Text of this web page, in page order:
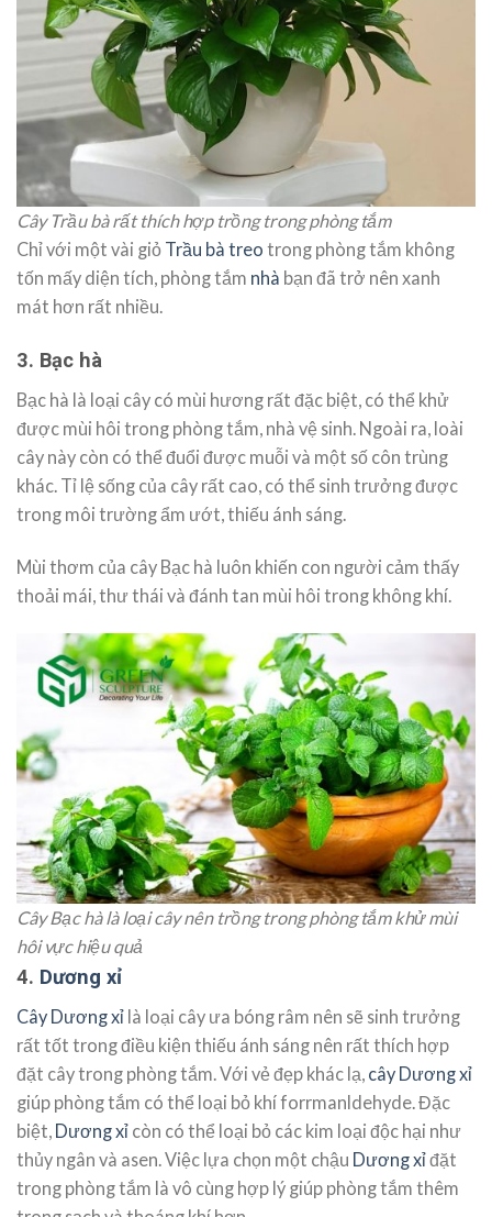
Cây Trầu bà rất thích hợp trồng trong phòng tắm
Chỉ với một vài giỏ Trầu bà treo trong phòng tắm không
tốn mấy diện tích, phòng tắm nhà bạn đã trở nên xanh
mát hơn rất nhiều.
3. Bạc hà
Bạc hà là loại cây có mùi hương rất đặc biệt, có thể khử
được mùi hôi trong phòng tắm, nhà vệ sinh. Ngoài ra, loài
cây này còn có thể đuổi được muỗi và một số côn trùng
khác. Tỉ lệ sống của cây rất cao, có thể sinh trưởng được
trong môi trường ẩm ướt, thiếu ánh sáng.
Mùi thơm của cây Bạc hà luôn khiến con người cảm thấy
thoải mái, thư thái và đánh tan mùi hôi trong không khí.
Cây Bạc hà là loại cây nên trồng trong phòng tắm khử mùi
hôi vực hiệu quả
4. Dương xỉ
Cây Dương xỉ là loại cây ưa bóng râm nên sẽ sinh trưởng
rất tốt trong điều kiện thiếu ánh sáng nên rất thích hợp
đặt cây trong phòng tắm. Với vẻ đẹp khác lạ, cây Dương xỉ
giúp phòng tắm có thể loại bỏ khí forrmanldehyde. Đặc
biệt, Dương xỉ còn có thể loại bỏ các kim loại độc hại như
thủy ngân và asen. Việc lựa chọn một chậu Dương xỉđặt
trong phòng tắm là vô cùng hợp lý giúp phòng tắm thêm